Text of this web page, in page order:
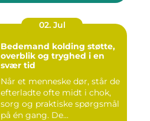
02. Jul
Bedemand kolding støtte,
overblik og tryghed i en
svær tid
Når et menneske dør, står de
efterladte ofte midt i chok,
sorg og praktiske spørgsmål
på én gang. De...